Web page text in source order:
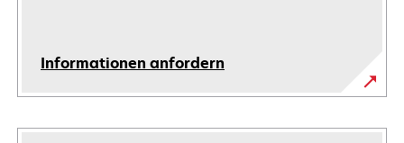
Informationen anfordern